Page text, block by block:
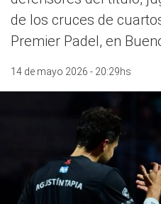
de los cruces de
Premier Padel, en
14 de mayo 2026 - 20:29hs